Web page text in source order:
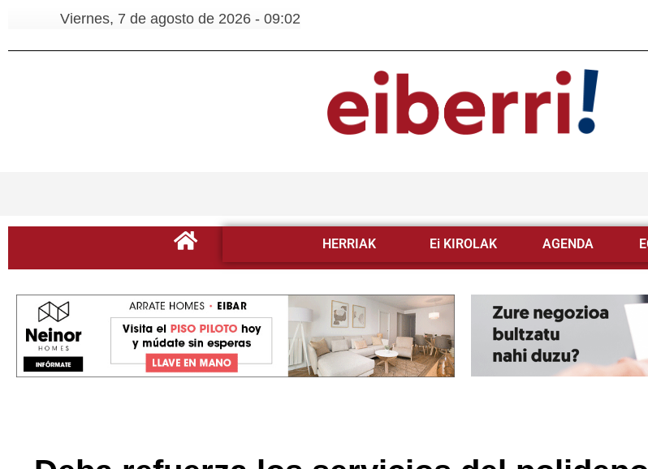
Viernes, 7 de agosto de 2026 - 09:02
HERRIAK Ei KIROLAK AGENDA